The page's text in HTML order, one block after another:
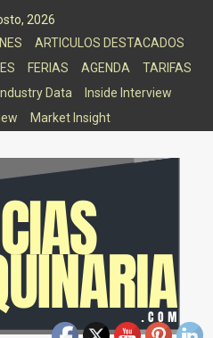
2026
ARTICULOS DESTACADOS
FERIAS AGENDA
TARIFAS
Industry Data
Inside Interview
Market Insight